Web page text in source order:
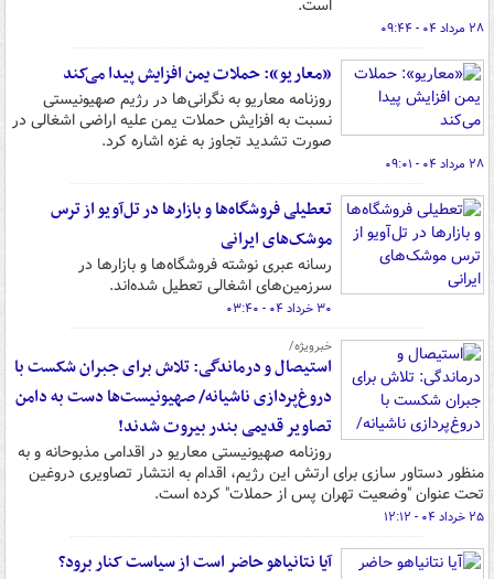
است.
۲۸ مرداد ۰۴ - ۰۹:۴۴
«معاریو»: حملات یمن افزایش پیدا می‌کند
روزنامه معاریو به نگرانی‌ها در رژیم صهیونیستی
نسبت به افزایش حملات یمن علیه اراضی اشغالی در
صورت تشدید تجاوز به غزه اشاره کرد.
۲۸ مرداد ۰۴ - ۰۹:۰۱
تعطیلی فروشگاه‌ها و بازارها در تل‌آویو از ترس
موشک‌های ایرانی
رسانه عبری نوشته فروشگاه‌ها و بازارها در
سرزمین‌های اشغالی تعطیل شده‌اند.
۳۰ خرداد ۰۴ - ۰۳:۴۰
خبرویژه/
استیصال و درماندگی: تلاش برای جبران شکست با
دروغ‌پردازی ناشیانه/ صهیونیست‌ها دست به دامن
تصاویر قدیمی بندر بیروت شدند!
روزنامه صهیونیستی معاریو در اقدامی مذبوحانه و به
منظور دستاور سازی برای ارتش این رژیم، اقدام به انتشار تصاویری دروغین
تحت عنوان "وضعیت تهران پس از حملات" کرده است.
۲۵ خرداد ۰۴ - ۱۲:۱۲
آیا نتانیاهو حاضر است از سیاست کنار برود؟